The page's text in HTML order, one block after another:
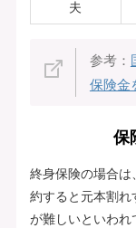
夫
参考：
保険金
保
終身保険の場合
約すると元本割
が難しいといわ